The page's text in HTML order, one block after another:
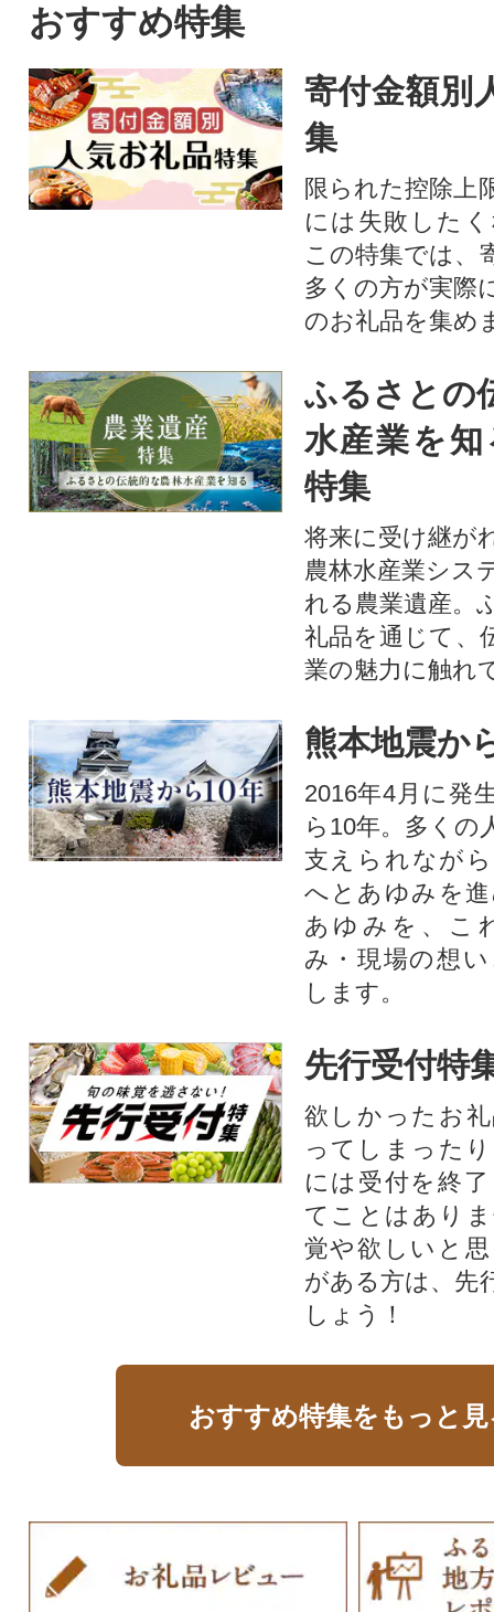
おすすめ特集
寄付金額別
集
限られた控除上
には失敗した
この特集では、
多くの方が実際
のお礼品を集め
ふるさとの
水産業を
特集
将来に受け継が
農林水産業シス
れる農業遺産。
礼品を通じて、
業の魅力に触れ
熊本地震か
2016年4月に発
ら10年。多くの
支えられなが
へとあゆみを
あゆみを、こ
み・現場の想
します。
先行受付特
欲しかったお
ってしまった
には受付を終
てことはあり
覚や欲しいと
がある方は、先
しょう！
おすすめ特集をもっと